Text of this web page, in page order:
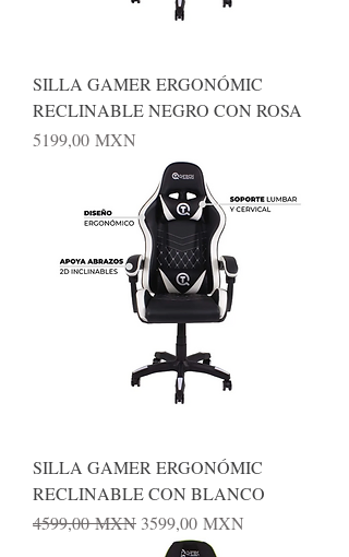
SILLA GAMER ERGONÓMIC
RECLINABLE NEGRO CON ROSA
Precio
5199,00 MXN
SILLA GAMER ERGONÓMIC
RECLINABLE CON BLANCO
Precio
4599,00 MXN Precio de oferta
3599,00 MXN